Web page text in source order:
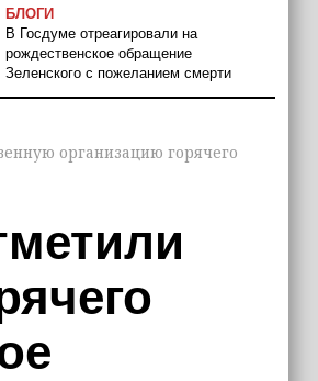
БЛОГИ
В Госдуме отреагировали на
рождественское обращение
Зеленского с пожеланием смерти
организацию горячего